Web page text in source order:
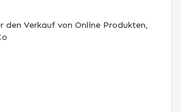
den Verkauf von Online Produkten,